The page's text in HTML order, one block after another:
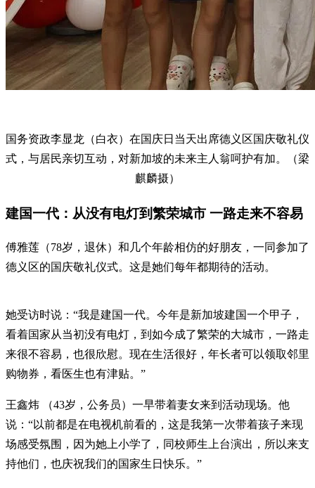
国务资政李显龙（白衣）在国庆日当天出席德义区国庆敬礼仪
式，与居民亲切互动，对新加坡的未来主人翁呵护有加。（梁
麒麟摄）
建国一代：从没有电灯到繁荣城市 一路走来不容易
傅雅莲（78岁，退休）和几个年龄相仿的好朋友，一同参加了
德义区的国庆敬礼仪式。这是她们每年都期待的活动。
她受访时说：“我是建国一代。今年是新加坡建国一个甲子，
看着国家从当初没有电灯，到如今成了繁荣的大城市，一路走
来很不容易，也很欣慰。现在生活很好，年长者可以领取邻里
购物券，看医生也有津贴。”
王鑫炜 （43岁，公务员）一早带着妻女来到活动现场。他
说：“以前都是在电视机前看的，这是我第一次带着孩子来现
场感受氛围，因为她上小学了，同校师生上台演出，所以来支
持他们，也庆祝我们的国家生日快乐。”